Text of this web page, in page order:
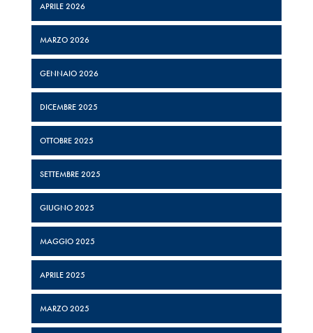
APRILE 2026
MARZO 2026
GENNAIO 2026
DICEMBRE 2025
OTTOBRE 2025
SETTEMBRE 2025
GIUGNO 2025
MAGGIO 2025
APRILE 2025
MARZO 2025